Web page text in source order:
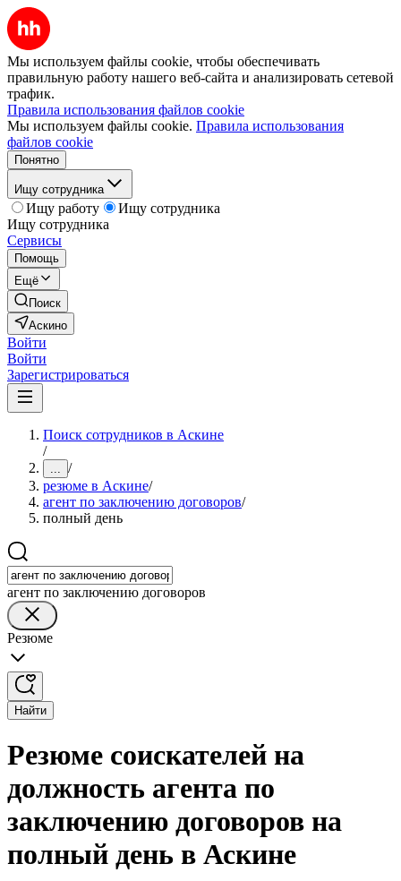
Мы используем файлы cookie, чтобы обеспечивать
правильную работу нашего веб-сайта и анализировать сетевой
трафик.
Правила использования файлов cookie
Мы используем файлы cookie. Правила использования
файлов cookie
Понятно
Ищу сотрудника
Ищу работу
Ищу сотрудника
Ищу сотрудника
Сервисы
Помощь
Ещё
Поиск
Аскино
Войти
Войти
Зарегистрироваться
Поиск сотрудников в Аскине
/
... /
резюме в Аскине/
агент по заключению договоров/
полный день
агент по заключению договоров
Резюме
Найти
Резюме соискателей на
должность агента по
заключению договоров на
полный день в Аскине